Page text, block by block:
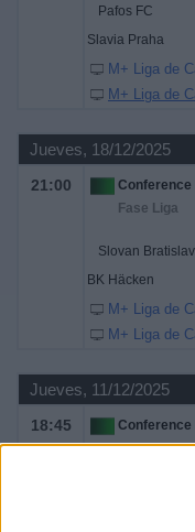
Pafos FC
Slavia Praha
M+ Liga de
M+ Liga de
Jueves, 18/12/2025
21:00
Conference
Fase Liga
Slovan
BK Häcken
M+ Liga de
M+ Liga de
Jueves, 11/12/2025
18:45
Conference
Fase Liga